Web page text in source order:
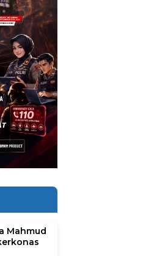
Mahmud